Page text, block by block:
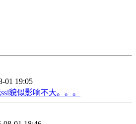
01 19:05
貌似影响不大。。。